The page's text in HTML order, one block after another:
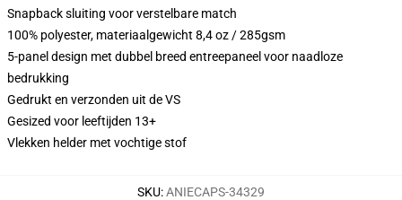
Snapback sluiting voor verstelbare match
100% polyester, materiaalgewicht 8,4 oz / 285gsm
5-panel design met dubbel breed entreepaneel voor naadloze
bedrukking
Gedrukt en verzonden uit de VS
Gesized voor leeftijden 13+
Vlekken helder met vochtige stof
SKU:ANIECAPS-34329